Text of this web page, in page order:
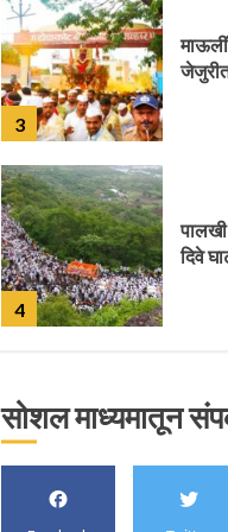
4
दिवे
5
सोशल माध्यमातून